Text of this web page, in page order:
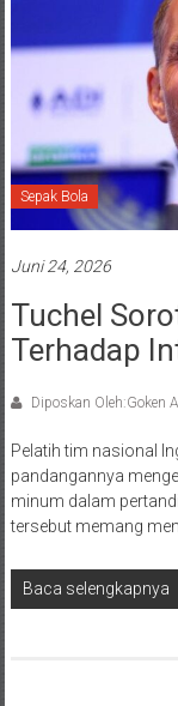
Sepak Bola
Juni 24, 2026
Tuchel
Terhadap
Diposkan Oleh:Goken
Pelatih tim nasional
pandangannya
minum dalam
tersebut memang
Baca selengkapnya